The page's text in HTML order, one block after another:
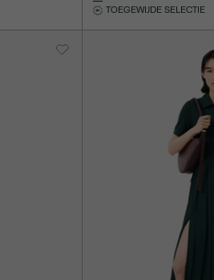
TOEGEWIJDE SELECTIE